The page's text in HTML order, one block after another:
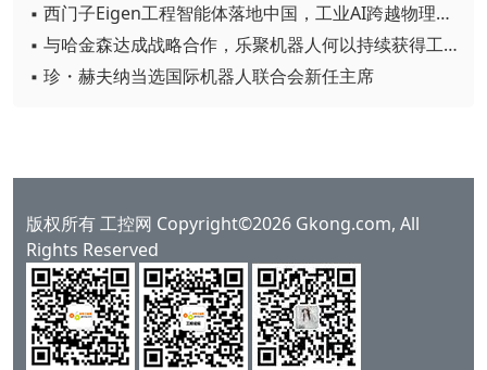
▪ 西门子Eigen工程智能体落地中国，工业AI跨越物理世界“确定性”拐点
▪ 与哈金森达成战略合作，乐聚机器人何以持续获得工业巨头青睐？
▪ 珍・赫夫纳当选国际机器人联合会新任主席
版权所有 工控网 Copyright©2026 Gkong.com, All
Rights Reserved